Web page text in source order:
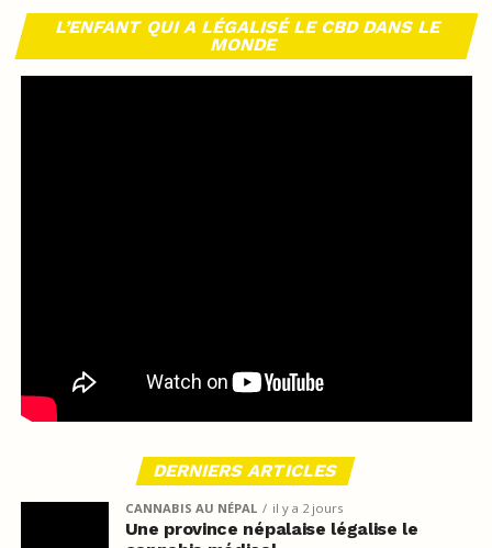
L’ENFANT QUI A LÉGALISÉ LE CBD DANS LE
MONDE
DERNIERS ARTICLES
CANNABIS AU NÉPAL il y a 2 jours
Une province népalaise légalise le